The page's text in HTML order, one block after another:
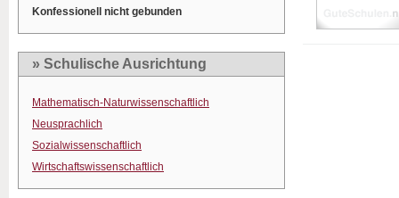
Konfessionell nicht gebunden
» Schulische Ausrichtung
Mathematisch-Naturwissenschaftlich
Neusprachlich
Sozialwissenschaftlich
Wirtschaftswissenschaftlich